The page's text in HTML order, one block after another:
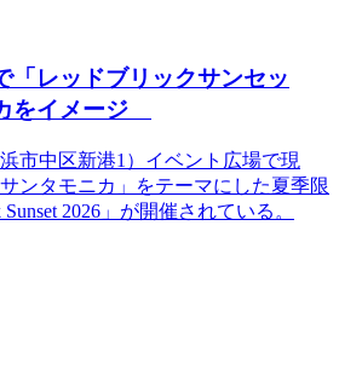
「レッドブリックサンセッ
をイメージ
市中区新港1）イベント広場で現
ンタモニカ」をテーマにした夏季限
2026」が開催されている。